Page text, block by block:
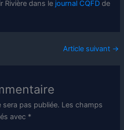
Rivière dans le journal CQFD de
Article suivant →
pas publiée. Les champs
avec *